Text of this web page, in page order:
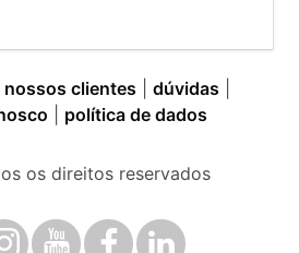
nossos clientes dúvidas
política de dados
os direitos reservados